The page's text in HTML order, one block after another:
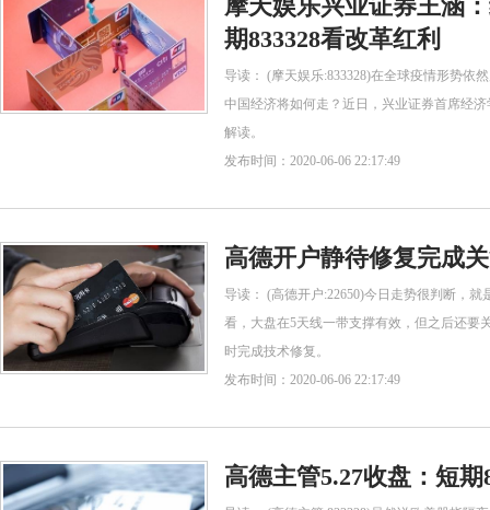
摩天娱乐兴业证券王涵
期833328看改革红利
导读： (摩天娱乐:833328)在全球疫情形势依
中国经济将如何走？近日，兴业证券首席经
解读。
发布时间：2020-06-06 22:17:49
高德开户静待修复完成
导读： (高德开户:22650)今日走势很判断，
看，大盘在5天线一带支撑有效，但之后还要
时完成技术修复。
发布时间：2020-06-06 22:17:49
高德主管5.27收盘：短